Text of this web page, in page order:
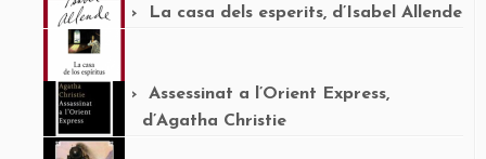
La casa dels esperits, d’Isabel Allende
Assessinat a l’Orient Express,
d’Agatha Christie